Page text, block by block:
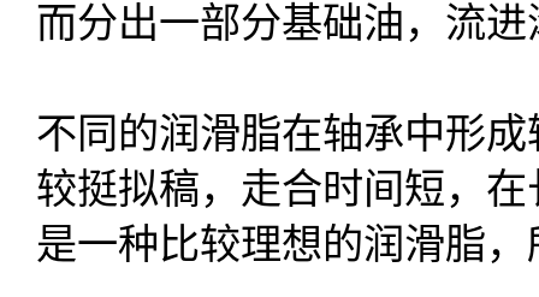
而分出一部分基础油，流
不同的润滑脂在轴承中形
较挺拟稿，走合时间短，
是一种比较理想的润滑脂